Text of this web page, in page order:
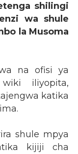
shilingi
wa shule
la Musoma
na ofisi ya
iliyopita,
katika
shule mpya
kijiji cha